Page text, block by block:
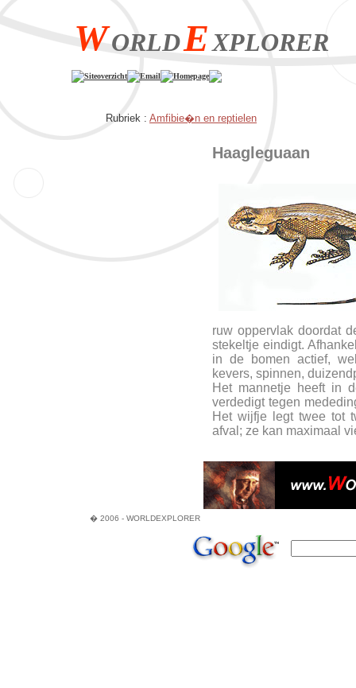
WORLDEXPLORER
Siteoverzicht Email Homepage
Rubriek : Amfibie�n en reptielen
Haagleguaan
ruw oppervlak doordat
stekeltje eindigt.
in de bomen actief,
kevers, spinnen,
Het mannetje heeft in
verdedigt tegen
Het wijfje legt twee tot
afval; ze kan maximaal
� 2006 - WORLDEXPLORER